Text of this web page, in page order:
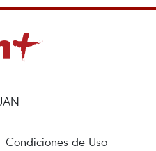
Condiciones de Uso